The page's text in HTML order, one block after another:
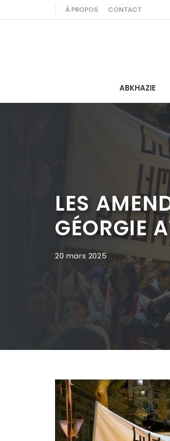
au
À PROPOS CONTACT
ABKHAZIE
LES
GÉORGIE
20 mars 2025